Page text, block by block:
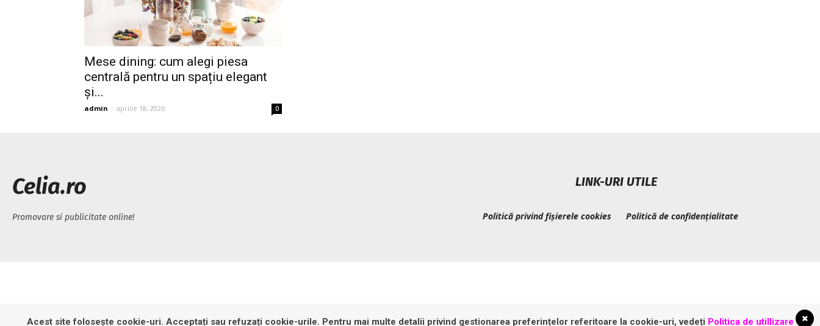
Mese dining: cum alegi piesa
centrală pentru un spațiu elegant
și...
admin - aprilie 18, 2026 0
Celia.ro
Promovare si publicitate online!
LINK-URI UTILE
Politică privind fișierele cookies Politică de confidențialitate
Acest site folosește cookie-uri. Acceptați sau refuzați cookie-urile. Pentru mai multe detalii privind gestionarea preferințelor referitoare la cookie-uri, vedeți Politica de utillizare